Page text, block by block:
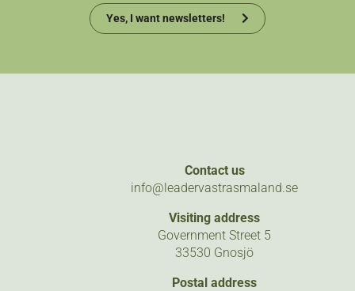
Yes, I want newsletters!
Contact us
info@leadervastrasmaland.se
Visiting address
Government Street 5
33530 Gnosjö
Postal address